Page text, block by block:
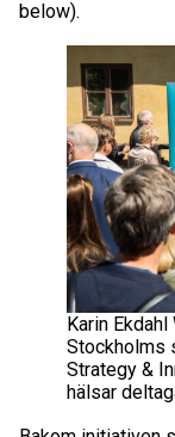
below).
Karin
Stockholms
Strategy &
hälsar